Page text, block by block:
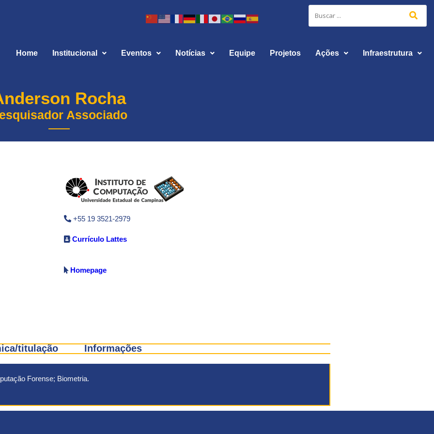
Home Institucional Eventos Notícias Equipe Projetos Ações Infraestrutura
Rocha
Associado
+55 19 3521-2979
Currículo Lattes
Homepage
titulação Informações
Forense; Biometria.